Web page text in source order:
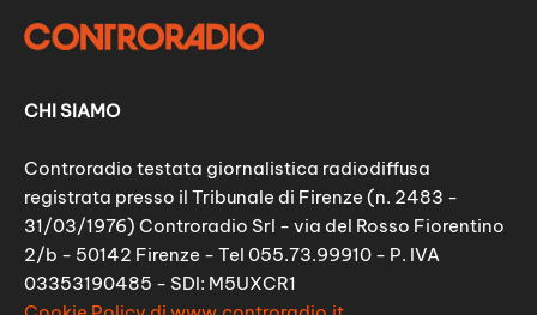
CHI SIAMO
Controradio testata giornalistica radiodiffusa
registrata presso il Tribunale di Firenze (n. 2483 -
31/03/1976) Controradio Srl - via del Rosso Fiorentino
2/b - 50142 Firenze - Tel 055.73.99910 - P. IVA
03353190485 - SDI: M5UXCR1